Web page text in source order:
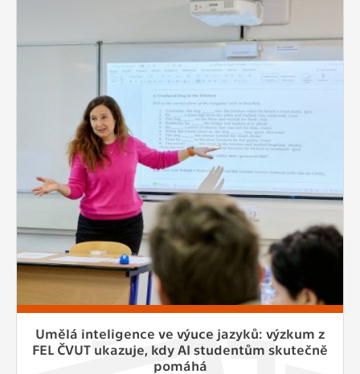
Umělá inteligence ve výuce jazyků: výzkum z
FEL ČVUT ukazuje, kdy AI studentům skutečně
pomáhá